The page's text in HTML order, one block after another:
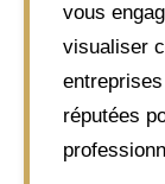
vous
visualiser
réputées